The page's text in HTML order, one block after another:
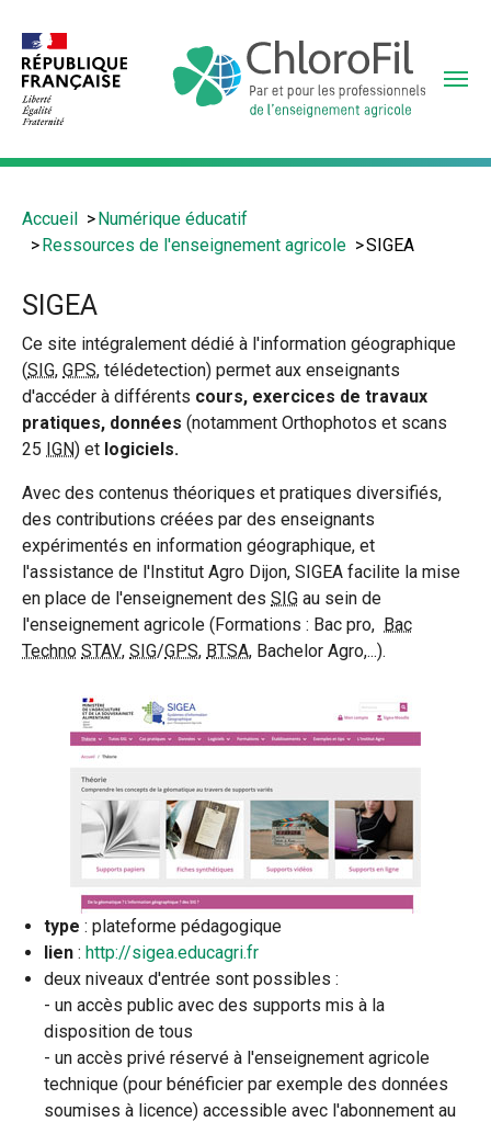
contenu
principal
Vous
êtes
Accueil
Numérique éducatif
Ressources de l'enseignement agricole
SIGEA
SIGEA
Ce site intégralement dédié à l'information géographique
(SIG, GPS, télédetection) permet aux enseignants
d'accéder à différents cours, exercices de travaux
pratiques, données (notamment Orthophotos et scans
25 IGN) et logiciels.
Avec des contenus théoriques et pratiques diversifiés,
des contributions créées par des enseignants
expérimentés en information géographique, et
l'assistance de l'Institut Agro Dijon, SIGEA facilite la mise
en place de l'enseignement des SIG au sein de
l'enseignement agricole (Formations : Bac pro, Bac
Techno STAV, SIG/GPS, BTSA, Bachelor Agro,...).
type : plateforme pédagogique
lien : http://sigea.educagri.fr
deux niveaux d'entrée sont possibles :
- un accès public avec des supports mis à la
disposition de tous
- un accès privé réservé à l'enseignement agricole
technique (pour bénéficier par exemple des données
soumises à licence) accessible avec l'abonnement au